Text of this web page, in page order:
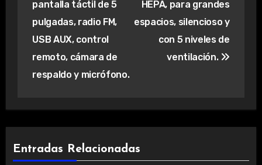
entradas
pantalla táctil de 5
pulgadas, radio FM,
USB AUX, control
remoto, cámara de
respaldo y micrófono.
HEPA, para grandes
espacios, silencioso y
con 5 niveles de
ventilación.
Entradas Relacionadas